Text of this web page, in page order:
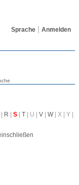
Sprache Anmelden
R | S| T| U | V| W| X | Y |